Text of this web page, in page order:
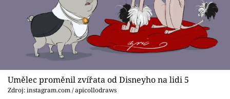
Umělec proměnil zvířata od Disneyho na lidi 5
Zdroj: instagram.com / apicollodraws